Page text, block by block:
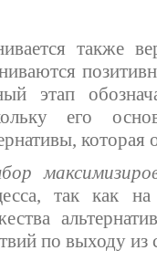
также
этап
его
которая
так как
по выходу из